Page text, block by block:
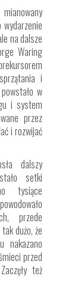
na dalsze
Waring
i
w
i system
przez
i rozwijać
dalszy
setki
tysiące
przede
dużo, że
nakazano
przed
też